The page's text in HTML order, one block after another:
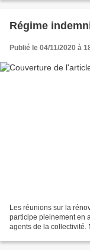
Publié le 04/11/2020 à
Les réunions sur la
participe pleinement en
agents de la collectivité.